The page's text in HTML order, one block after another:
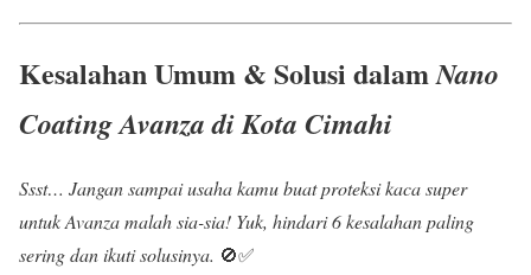
Kesalahan Umum & Solusi dalamNano
Coating Avanza di Kota Cimahi
Ssst… Jangan sampai usaha kamu buat proteksi kaca super
untuk Avanza malah sia-sia! Yuk, hindari 6 kesalahan paling
sering dan ikuti solusinya. 🚫✅